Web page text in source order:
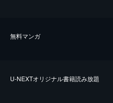
無料マンガ
U-NEXTオリジナル書籍読み放題